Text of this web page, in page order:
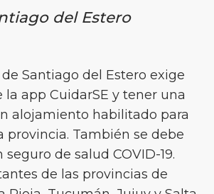
del Estero
Santiago del Estero exige
la app CuidarSE y tener una
alojamiento habilitado para
provincia. También se debe
de salud COVID-19.
de las provincias de